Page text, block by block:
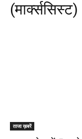
(मार्क्ससिस्ट)
ताजा ख़बरें